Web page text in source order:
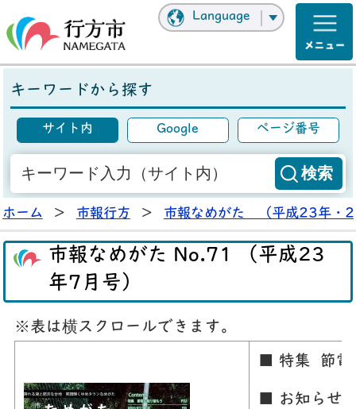
Language
キーワードから探す
サイト内 Google ページ番号
ホーム > 市報行方 > 市報なめがた （平成23年・
市報なめがた No.71 （平成23
年7月号）
※表は横スクロールできます。
■ 特集 節電
■ お知らせ